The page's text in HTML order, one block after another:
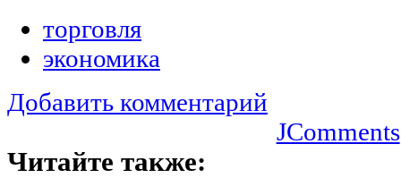
торговля
экономика
Добавить комментарий
JComments
Читайте также: